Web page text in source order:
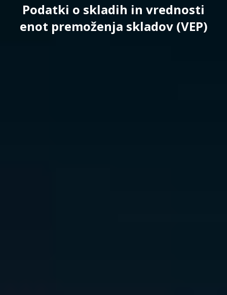
Podatki o skladih in vrednosti
enot premoženja skladov (VEP)